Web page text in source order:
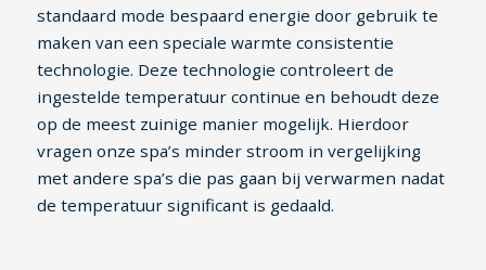
standaard mode bespaard energie door gebruik te
maken van een speciale warmte consistentie
technologie. Deze technologie controleert de
ingestelde temperatuur continue en behoudt deze
op de meest zuinige manier mogelijk. Hierdoor
vragen onze spa’s minder stroom in vergelijking
met andere spa’s die pas gaan bij verwarmen nadat
de temperatuur significant is gedaald.